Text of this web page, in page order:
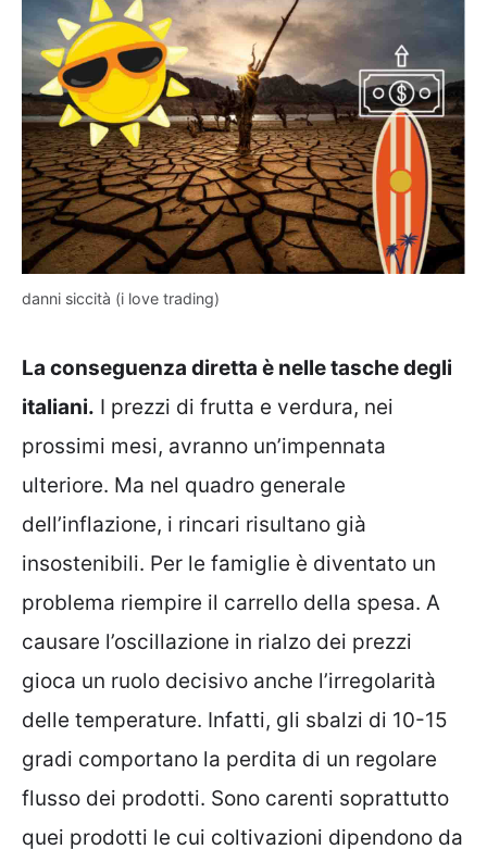
danni siccità (i love trading)
La conseguenza diretta è nelle tasche degli
italiani. I prezzi di frutta e verdura, nei
prossimi mesi, avranno un’impennata
ulteriore. Ma nel quadro generale
dell’inflazione, i rincari risultano già
insostenibili. Per le famiglie è diventato un
problema riempire il carrello della spesa. A
causare l’oscillazione in rialzo dei prezzi
gioca un ruolo decisivo anche l’irregolarità
delle temperature. Infatti, gli sbalzi di 10-15
gradi comportano la perdita di un regolare
flusso dei prodotti. Sono carenti soprattutto
quei prodotti le cui coltivazioni dipendono da